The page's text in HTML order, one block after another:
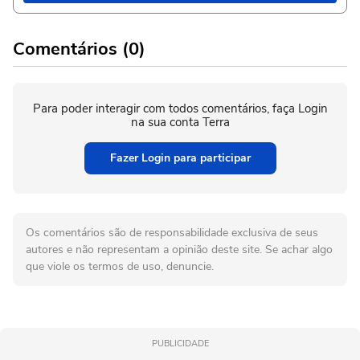
Comentários (0)
Para poder interagir com todos comentários, faça Login
na sua conta Terra
Fazer Login para participar
Os comentários são de responsabilidade exclusiva de seus
autores e não representam a opinião deste site. Se achar algo
que viole os termos de uso, denuncie.
PUBLICIDADE